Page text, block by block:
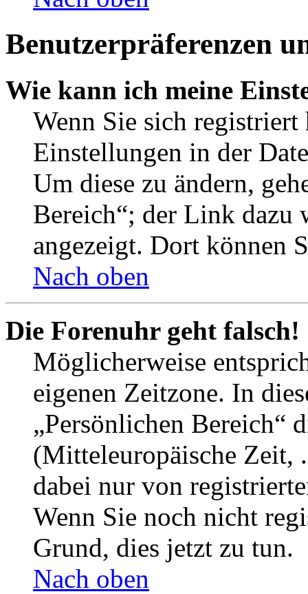
Benutzerpräferenzen
Wie kann ich meine
Wenn Sie sich
Einstellungen in der
Um diese zu ändern,
Bereich“; der Link dazu
angezeigt. Dort können
Nach oben
Die Forenuhr geht falsch!
Möglicherweise
eigenen Zeitzone. In
„Persönlichen Bereich“
(Mitteleuropäische Zeit,
dabei nur von
Wenn Sie noch nicht
Grund, dies jetzt zu tun.
Nach oben